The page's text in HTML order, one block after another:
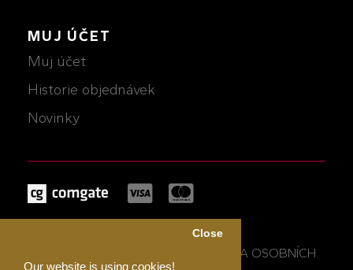
Our website is using cookies!
Close
MUJ ÚČET
Muj účet
Historie objednávek
Novinky
OBCHODNÍ PODMÍNKY A OCHRANA OSOBNÍCH